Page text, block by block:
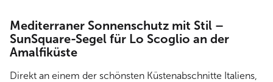
Mediterraner Sonnenschutz mit Stil –
SunSquare-Segel für Lo Scoglio an der
Amalfiküste
Direkt an einem der schönsten Küstenabschnitte Italiens,